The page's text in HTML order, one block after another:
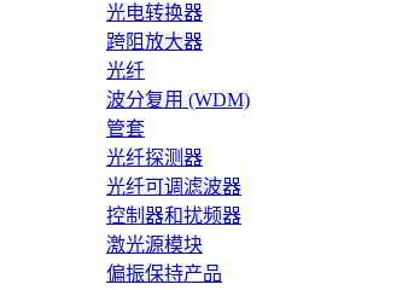
光电转换器
跨阻放大器
光纤
波分复用 (WDM)
管套
光纤探测器
光纤可调滤波器
控制器和扰频器
激光源模块
偏振保持产品